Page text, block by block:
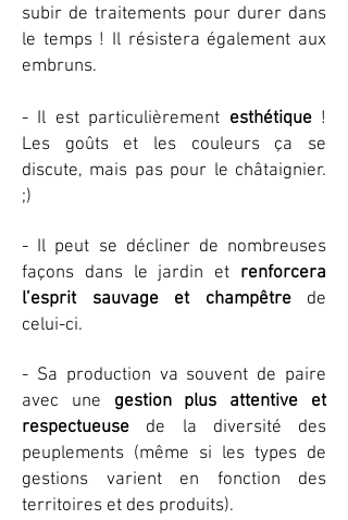
subir de traitements pour durer dans
le temps ! Il résistera également aux
embruns.
- Il est particulièrement esthétique!
Les goûts et les couleurs ça se
discute, mais pas pour le châtaignier.
;)
- Il peut se décliner de nombreuses
façons dans le jardin et renforcera
l’esprit sauvage et champêtrede
celui-ci.
- Sa production va souvent de paire
avec une gestion plus attentive et
respectueuse de la diversité des
peuplements (même si les types de
gestions varient en fonction des
territoires et des produits).